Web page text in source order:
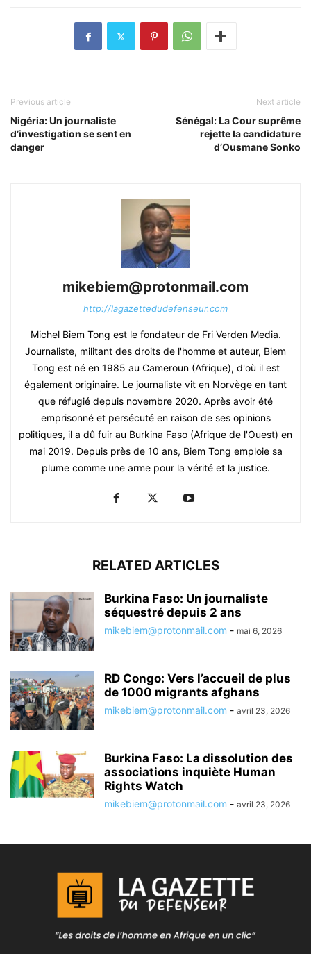
Previous article
Nigéria: Un journaliste
d’investigation se sent en
danger
Next article
Sénégal: La Cour suprême
rejette la candidature
d’Ousmane Sonko
mikebiem@protonmail.com
http://lagazettedudefenseur.com
Michel Biem Tong est le fondateur de Fri Verden Media.
Journaliste, militant des droits de l'homme et auteur, Biem
Tong est né en 1985 au Cameroun (Afrique), d'où il est
également originaire. Le journaliste vit en Norvège en tant
que réfugié depuis novembre 2020. Après avoir été
emprisonné et persécuté en raison de ses opinions
politiques, il a dû fuir au Burkina Faso (Afrique de l'Ouest) en
mai 2019. Depuis près de 10 ans, Biem Tong emploie sa
plume comme une arme pour la vérité et la justice.
RELATED ARTICLES
Burkina Faso: Un journaliste
séquestré depuis 2 ans
mikebiem@protonmail.com - mai 6, 2026
RD Congo: Vers l’accueil de plus
de 1000 migrants afghans
mikebiem@protonmail.com - avril 23, 2026
Burkina Faso: La dissolution des
associations inquiète Human
Rights Watch
mikebiem@protonmail.com - avril 23, 2026